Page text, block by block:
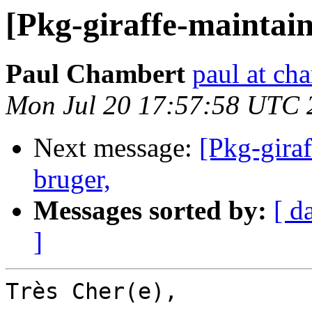
[Pkg-giraffe-
Paul Chambert paul at
Mon Jul 20 17:57:58 UTC
Next message: [Pkg-
bruger,
Messages sorted by: [
]
Très Cher(e),